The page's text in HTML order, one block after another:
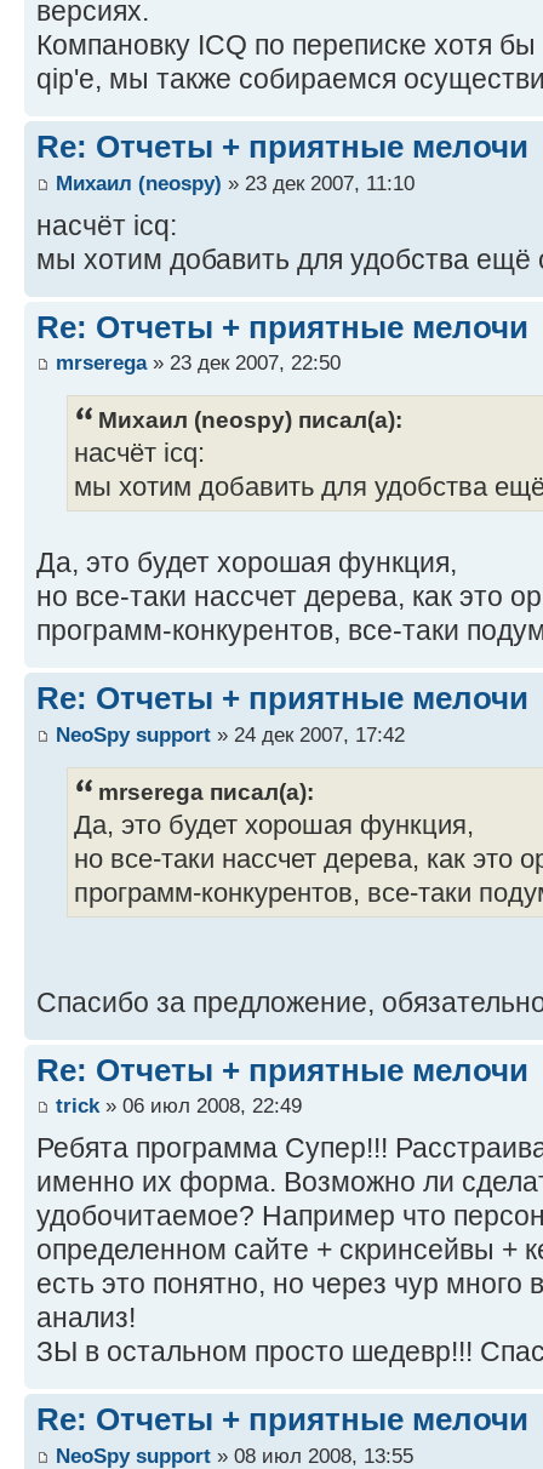
версиях.
Компановку ICQ по переписке хотя
qip'е, мы также собираемся
Re: Отчеты + приятные мелочи
Михаил (neospy) » 23 дек 2007, 11:10
насчёт icq:
мы хотим добавить для удобства ещё
Re: Отчеты + приятные мелочи
mrserega» 23 дек 2007, 22:50
Михаил (neospy) писал(а):
насчёт icq:
мы хотим добавить для удобства
Да, это будет хорошая функция,
но все-таки нассчет дерева, как это
программ-конкурентов, все-таки
Re: Отчеты + приятные мелочи
NeoSpy support » 24 дек 2007, 17:42
mrserega писал(а):
Да, это будет хорошая функция,
но все-таки нассчет дерева, как это
программ-конкурентов, все-таки
Спасибо за предложение,
Re: Отчеты + приятные мелочи
trick» 06 июл 2008, 22:49
Ребята программа Супер!!!
именно их форма. Возможно ли
удобочитаемое? Например что
определенном сайте + скринсейвы +
есть это понятно, но через чур много
анализ!
ЗЫ в остальном просто шедевр!!!
Re: Отчеты + приятные мелочи
NeoSpy support » 08 июл 2008, 13:55